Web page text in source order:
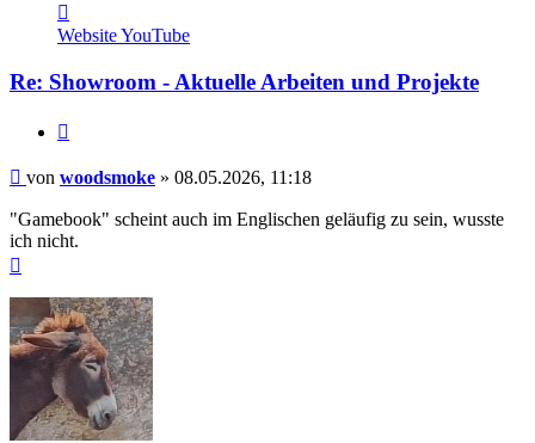
von
woodsmoke
WebsiteYouTube
Re: Showroom - Aktuelle Arbeiten und Projekte
Beitrag
von woodsmoke » 08.05.2026, 11:18
"Gamebook" scheint auch im Englischen geläufig zu sein, wusste
ich nicht.